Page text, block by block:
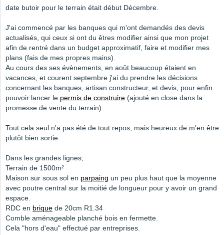
date butoir pour le terrain était début Décembre.
J'ai commencé par les banques qui m'ont demandés des devis
actualisés, qui ceux si ont du êtres modifier ainsi que mon projet
afin de rentré dans un budget approximatif, faire et modifier mes
plans (fais de mes propres mains).
Au cours des ses évènements, en août beaucoup étaient en
vacances, et courent septembre j'ai du prendre les décisions
concernant les banques, artisan constructeur, et devis, pour enfin
pouvoir lancer le permis de construire (ajouté en close dans la
promesse de vente du terrain).
Tout cela seul n'a pas été de tout repos, mais heureux de m'en être
plutôt bien sortie.
Dans les grandes lignes;
Terrain de 1500m²
Maison sur sous sol en parpaing un peu plus haut que la moyenne
avec poutre central sur la moitié de longueur pour y avoir un grand
espace.
RDC en brique de 20cm R1.34
Comble aménageable planché bois en fermette.
Cela "hors d'eau" effectué par entreprises.